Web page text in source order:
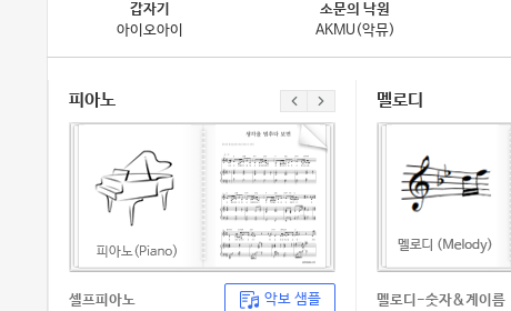
갑자기
아이오아이
소문의 낙원
AKMU(악뮤)
피아노
셀프피아노 악보 샘플
멜로디
멜로디-숫자&계이름